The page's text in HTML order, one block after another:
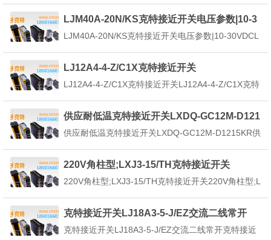
GK【外型尺寸】：18-30mm（毫米）【检出方
式】：电感式【检测距离】：10mm（毫米）【工作
电压】：AC220V...
LJM40A-20N/KS克特接近开关电压参数|10-3
0VDC
LJM40A-20N/KS克特接近开关电压参数|10-30VDCL
应距离为20mm是一种用于工业自动化控制系统中以
实现检测、控制并与输出环节全盘无触点化的新型开
关元件。当开关接...
LJ12A4-4-Z/C1X克特接近开关
LJ12A4-4-Z/C1X克特接近开关LJ12A4-4-Z/C1X克特
安装支架相平安装。产品简介LJ12A4-4-Z/C1X克特
接近开关由三大部分组成：振荡器、开关电路及放大
输出电路。振荡器产...
供应耐低温克特接近开关LXDQ-GC12M-D121
5KR
供应耐低温克特接近开关LXDQ-GC12M-D1215KR供
低温至在温-40℃~230℃环境中稳定进行，具有可靠
性、短路、极性反接保护因此广泛应用于钢铁、冶
金、玻璃以及化纤厂输送管...
220V角柱型;LXJ3-15/TH克特接近开关
220V角柱型;LXJ3-15/TH克特接近开关220V角柱型;L
质过硬，采用GB/T14048.10-2016，是一种用于工业
自动化控制系统中以实现检测、控制并与输出环节全
盘无触点化...
克特接近开关LJ18A3-5-J/EZ交流二线常开
克特接近开关LJ18A3-5-J/EZ交流二线常开克特接近